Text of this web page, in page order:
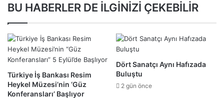
BU HABERLER DE İLGİNİZİ ÇEKEBİLİR
Türkiye İş Bankası Resim
Heykel Müzesi’nin ‘Güz
Konferansları’ Başlıyor
Dört Sanatçı Aynı Hafızada
Buluştu
2 gün önce